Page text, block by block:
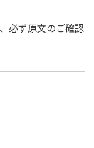
必ず原文のご確認